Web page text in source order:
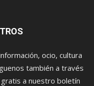
ocio, cultura
también a través
a nuestro boletín